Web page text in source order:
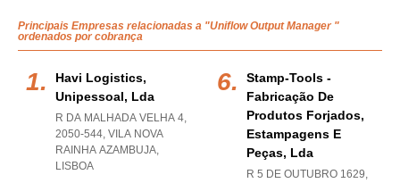
Principais Empresas relacionadas a "Uniflow Output Manager "
ordenados por cobrança
Havi Logistics,
Unipessoal, Lda
R DA MALHADA VELHA 4,
2050-544, VILA NOVA
RAINHA AZAMBUJA,
LISBOA
Stamp-Tools -
Fabricação De
Produtos Forjados,
Estampagens E
Peças, Lda
R 5 DE OUTUBRO 1629,